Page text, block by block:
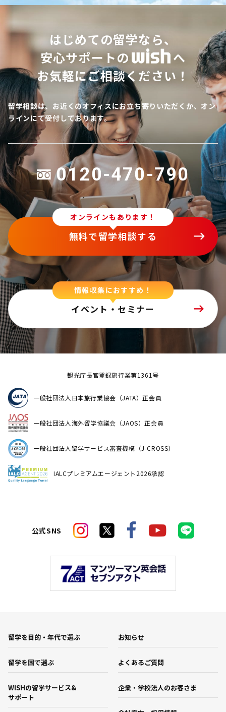
はじめての留学なら、
安心サポートの
へ
お気軽にご相談ください！
留学相談は、お近くのオフィスにお立ち寄りいただくか、オン
ラインにて受付しております。
0120-470-790
オンラインもあります！
無料で留学相談する
情報収集におすすめ！
イベント・セミナー
観光庁長官登録旅行業第1361号
一般社団法人日本旅行業協会（JATA）正会員
一般社団法人海外留学協議会（JAOS）正会員
一般社団法人留学サービス審査機構（J-CROSS）
IALCプレミアムエージェント2026承認
公式SNS
留学を目的・年代で選ぶ
留学を国で選ぶ
WISHの留学サービス&
サポート
お知らせ
よくあるご質問
企業・学校法人のお客さま